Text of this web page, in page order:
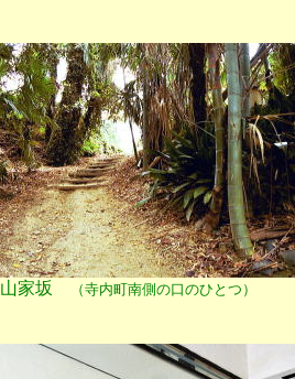
山家坂 （寺内町南側の口のひとつ）